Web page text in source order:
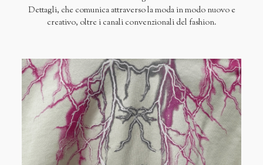
Dettagli, che comunica attraverso la moda in modo nuovo e
creativo, oltre i canali convenzionali del fashion.